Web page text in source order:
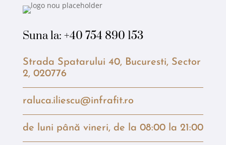
Suna la: +40 754 890 153
Strada Spatarului 40, Bucuresti, Sector
2, 020776
raluca.iliescu@infrafit.ro
de luni până vineri, de la 08:00 la 21:00